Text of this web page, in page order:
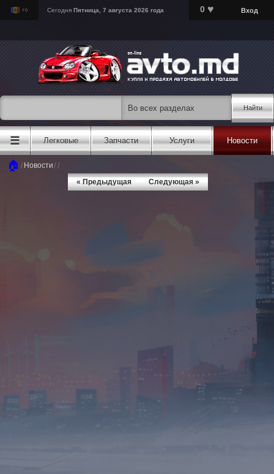
Сегодня Пятница, 7 августа 2026 года 0 ♥ Вход
Найти
☰ Легковые Запчасти Услуги Новости
🏠 / Новости//
« Предыдущая Следующая »